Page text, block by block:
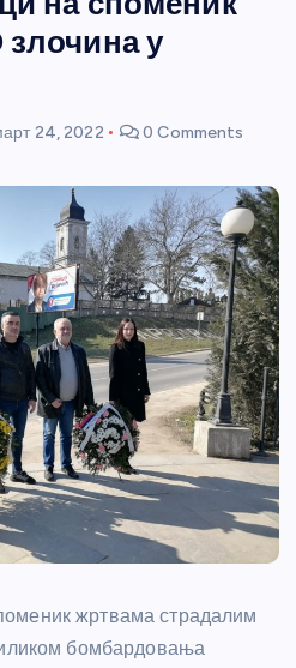
портал
у
24, 2022 0 Comments
жртвама страдалим
бомбардовања